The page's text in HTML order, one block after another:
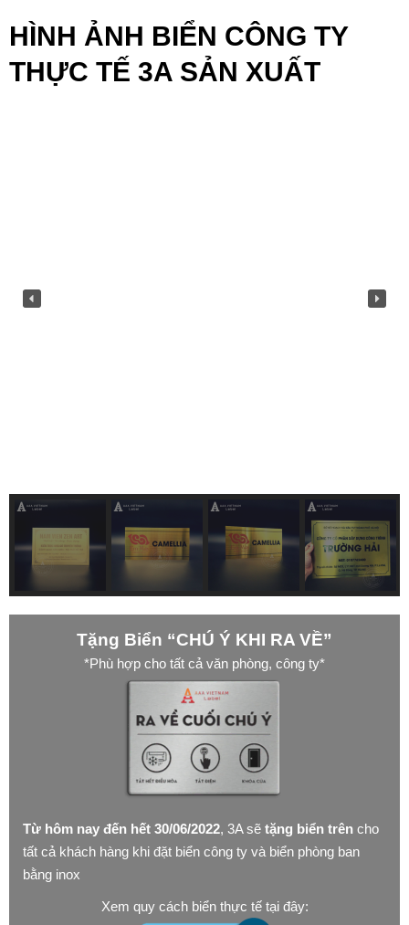
HÌNH ẢNH BIỂN CÔNG TY
THỰC TẾ 3A SẢN XUẤT
Tặng Biển “CHÚ Ý KHI RA VỀ”
*Phù hợp cho tất cả văn phòng, công ty*
Từ hôm nay đến hết 30/06/2022, 3A sẽ tặng biển trên cho
tất cả khách hàng khi đặt biển công ty và biển phòng ban
bằng inox
Xem quy cách biển thực tế tại đây: